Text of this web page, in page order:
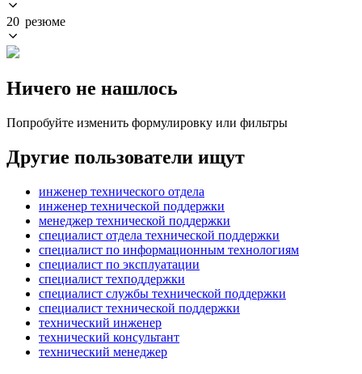
20 резюме
Ничего не нашлось
Попробуйте изменить формулировку или фильтры
Другие пользователи ищут
инженер технического отдела
инженер технической поддержки
менеджер технической поддержки
специалист отдела технической поддержки
специалист по информационным технологиям
специалист по эксплуатации
специалист техподдержки
специалист службы технической поддержки
специалист технической поддержки
технический инженер
технический консультант
технический менеджер